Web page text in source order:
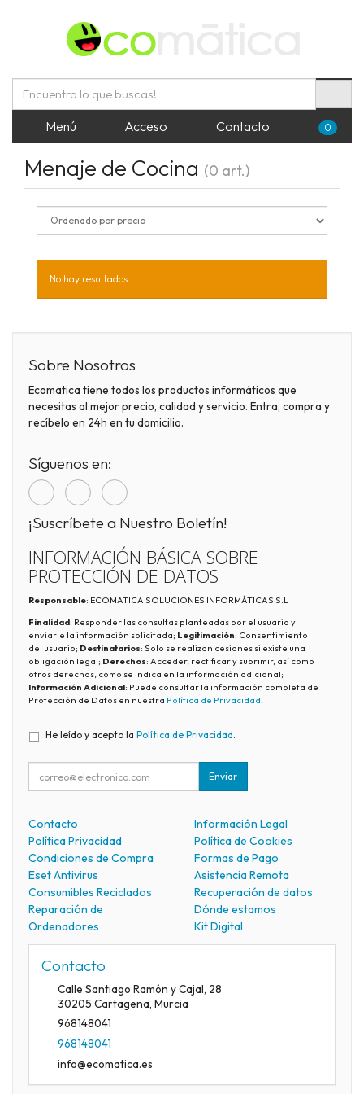
Menú Acceso Contacto 0
Menaje de Cocina (0 art.)
No hay resultados.
Sobre Nosotros
Ecomatica tiene todos los productos informáticos que
necesitas al mejor precio, calidad y servicio. Entra, compra y
recíbelo en 24h en tu domicilio.
Síguenos en:
¡Suscríbete a Nuestro Boletín!
INFORMACIÓN BÁSICA SOBRE
PROTECCIÓN DE DATOS
Responsable: ECOMATICA SOLUCIONES INFORMÁTICAS S.L
Finalidad: Responder las consultas planteadas por el usuario y
enviarle la información solicitada; Legitimación: Consentimiento
del usuario; Destinatarios: Solo se realizan cesiones si existe una
obligación legal; Derechos: Acceder, rectificar y suprimir, así como
otros derechos, como se indica en la información adicional;
Información Adicional: Puede consultar la información completa de
Protección de Datos en nuestra Política de Privacidad
He leído y acepto la Política de Privacidad.
Enviar
Contacto
Información Legal
Política Privacidad
Política de Cookies
Condiciones de Compra
Formas de Pago
Eset Antivirus
Asistencia Remota
Consumibles Reciclados
Recuperación de datos
Reparación de
Ordenadores
Dónde estamos
Kit Digital
Contacto
Calle Santiago Ramón y Cajal, 28
30205 Cartagena, Murcia
968148041
968148041
info@ecomatica.es